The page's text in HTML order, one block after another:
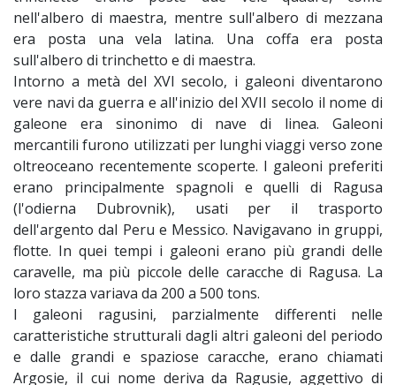
nell'albero di maestra, mentre sull'albero di mezzana
era posta una vela latina. Una coffa era posta
sull'albero di trinchetto e di maestra.
Intorno a metà del XVI secolo, i galeoni diventarono
vere navi da guerra e all'inizio del XVII secolo il nome di
galeone era sinonimo di nave di linea. Galeoni
mercantili furono utilizzati per lunghi viaggi verso zone
oltreoceano recentemente scoperte. I galeoni preferiti
erano principalmente spagnoli e quelli di Ragusa
(l'odierna Dubrovnik), usati per il trasporto
dell'argento dal Peru e Messico. Navigavano in gruppi,
flotte. In quei tempi i galeoni erano più grandi delle
caravelle, ma più piccole delle caracche di Ragusa. La
loro stazza variava da 200 a 500 tons.
I galeoni ragusini, parzialmente differenti nelle
caratteristiche strutturali dagli altri galeoni del periodo
e dalle grandi e spaziose caracche, erano chiamati
Argosie, il cui nome deriva da Ragusie, aggettivo di